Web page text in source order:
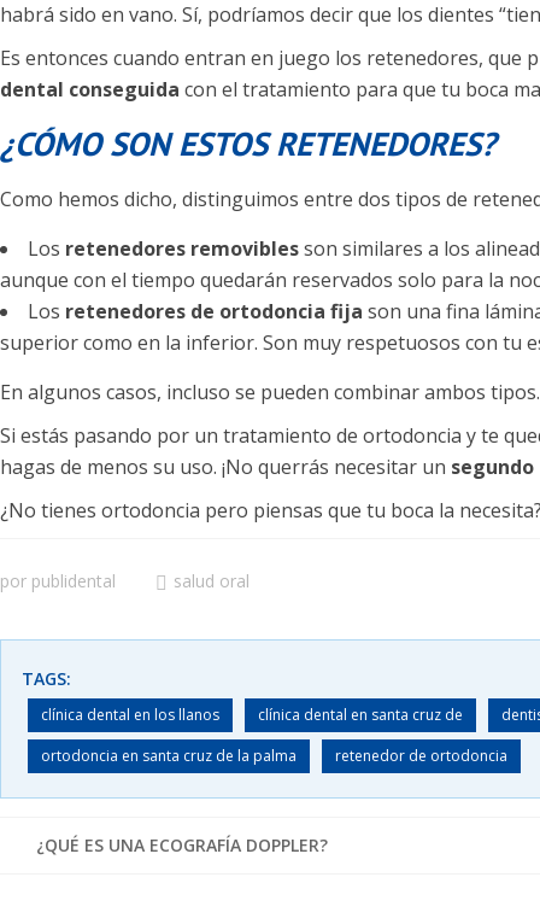
habrá sido en vano. Sí, podríamos decir que los dientes
Es entonces cuando entran en juego los retenedores, que
dental conseguida con el tratamiento para que tu boca
¿CÓMO SON ESTOS RETENEDORES?
Como hemos dicho, distinguimos entre dos tipos de
Los retenedores removiblesson similares a los
aunque con el tiempo quedarán reservados solo para la
Los retenedores de ortodoncia fija son una fina
superior como en la inferior. Son muy respetuosos con tu
En algunos casos, incluso se pueden combinar ambos tipos.
Si estás pasando por un tratamiento de ortodoncia y te
hagas de menos su uso. ¡No querrás necesitar un
¿No tienes ortodoncia pero piensas que tu boca la necesita?
por publidental salud oral
TAGS:
clínica dental en los llanos clínica dental en santa cruz de
ortodoncia en santa cruz de la palma
retenedor de ortodoncia
¿QUÉ ES UNA ECOGRAFÍA DOPPLER?